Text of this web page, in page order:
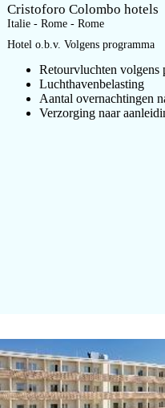
Cristoforo Colombo hotels
Italie - Rome - Rome
Hotel o.b.v. Volgens programma
Retourvluchten volgens
Luchthavenbelasting
Aantal overnachtingen
Verzorging naar